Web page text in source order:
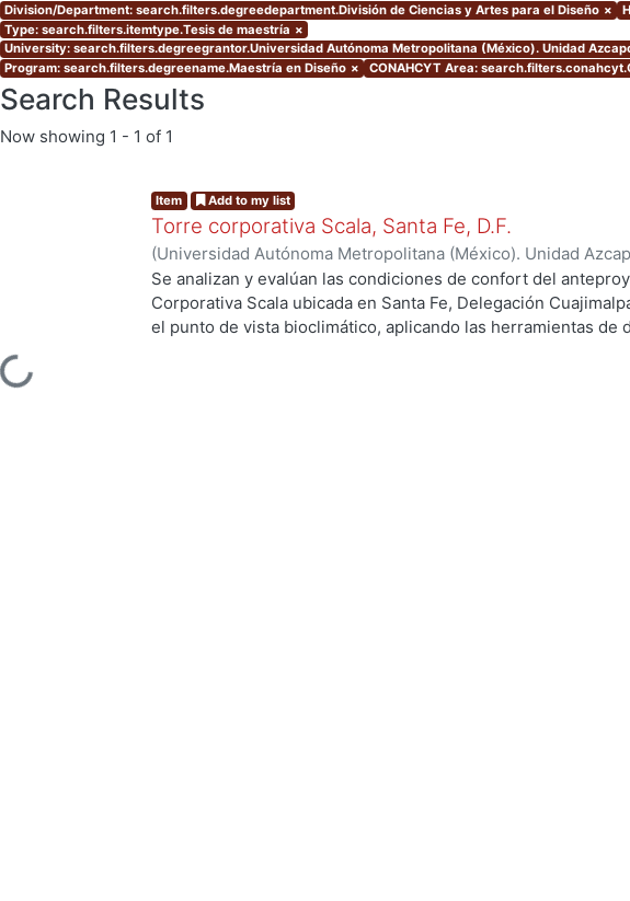
Division/Department: search.filters.degreedepartment.División de Ciencias y Artes para el Diseño ×
Type: search.filters.itemtype.Tesis de maestría ×
University: search.filters.degreegrantor.Universidad Autónoma Metropolitana (México). Unidad
Program: search.filters.degreename.Maestría en Diseño × CONAHCYT Area:
Search Results
Now showing 1 - 1 of 1
Loading...
Item Add to my list
Torre corporativa Scala, Santa Fe, D.F.
(Universidad Autónoma Metropolitana (México). Unidad
de Servicios de Información.,1999)Corro Eguia, Guillermo
Se analizan y evalúan las condiciones de confort del
Corporativa Scala ubicada en Santa Fe, Delegación
el punto de vista bioclimático, aplicando las herramientas de